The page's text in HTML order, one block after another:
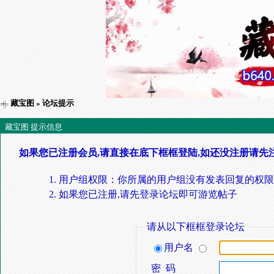
藏宝图 » 论坛提示
藏宝图 提示信息
如果您已注册会员,请直接在底下框框登陆,如还没注册请先
用户组权限：你所属的用户组没有发表回复的权
如果您已注册,请先登录论坛即可游览帖子
请从以下框框登录论坛
用户名
密 码